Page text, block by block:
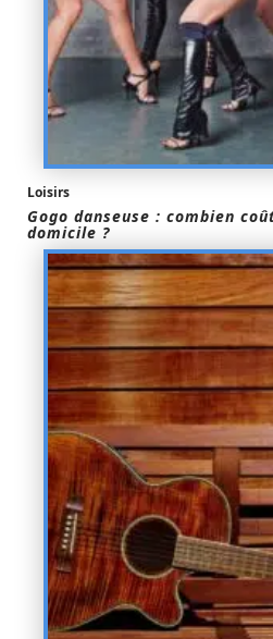
Loisirs
Gogo danseuse : combien
domicile ?